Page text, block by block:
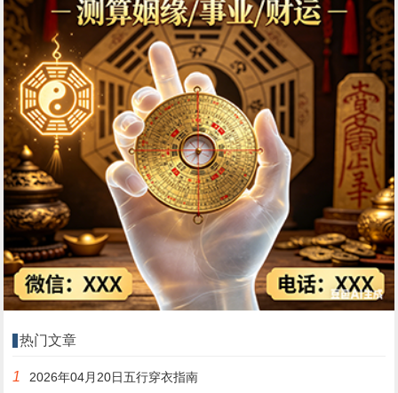
热门文章
1 2026年04月20日五行穿衣指南